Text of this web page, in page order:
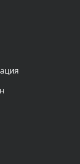
проверки
проверки
проверки